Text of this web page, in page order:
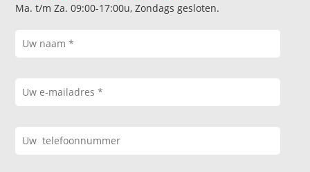
Ma. t/m Za. 09:00-17:00u, Zondags gesloten.